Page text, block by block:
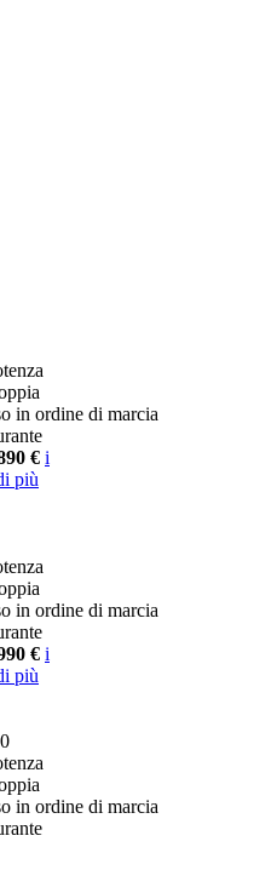
in ordine di marcia
€ i
più
in ordine di marcia
€ i
più
in ordine di marcia